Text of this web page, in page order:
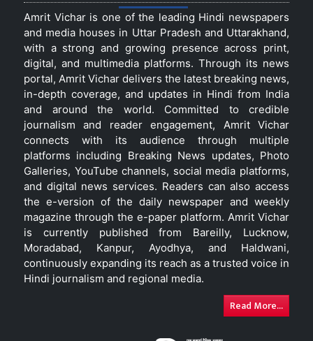
Amrit Vichar is one of the leading Hindi newspapers
and media houses in Uttar Pradesh and Uttarakhand,
with a strong and growing presence across print,
digital, and multimedia platforms. Through its news
portal, Amrit Vichar delivers the latest breaking news,
in-depth coverage, and updates in Hindi from India
and around the world. Committed to credible
journalism and reader engagement, Amrit Vichar
connects with its audience through multiple
platforms including Breaking News updates, Photo
Galleries, YouTube channels, social media platforms,
and digital news services. Readers can also access
the e-version of the daily newspaper and weekly
magazine through the e-paper platform. Amrit Vichar
is currently published from Bareilly, Lucknow,
Moradabad, Kanpur, Ayodhya, and Haldwani,
continuously expanding its reach as a trusted voice in
Hindi journalism and regional media.
Read More...